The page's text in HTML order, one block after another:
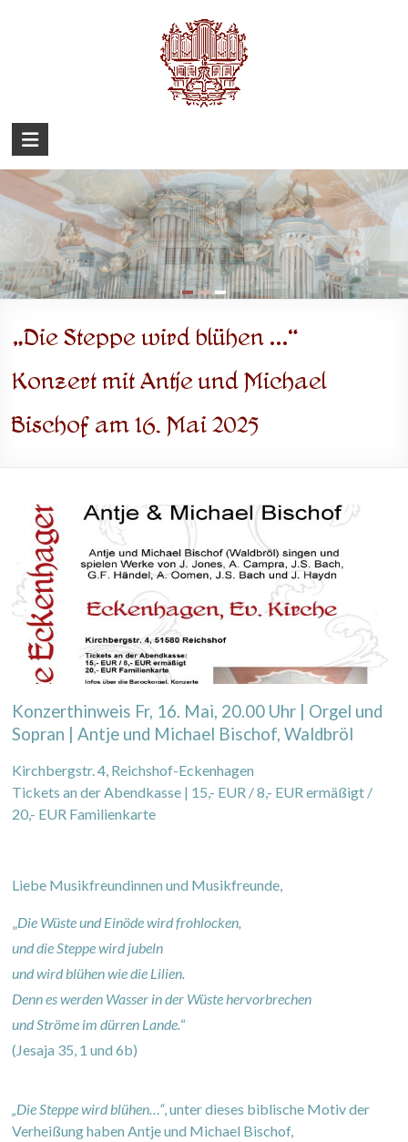
Eckenhagen
„Die Steppe wird blühen …“
Konzert mit Antje und Michael
Bischof am 16. Mai 2025
Konzerthinweis Fr, 16. Mai, 20.00 Uhr | Orgel und
Sopran | Antje und Michael Bischof, Waldbröl
Kirchbergstr. 4, Reichshof-Eckenhagen
Tickets an der Abendkasse | 15,- EUR / 8,- EUR ermäßigt /
20,- EUR Familienkarte
Liebe Musikfreundinnen und Musikfreunde,
Die Wüste und Einöde wird frohlocken,
und die Steppe wird jubeln
und wird blühen wie die Lilien.
Denn es werden Wasser in der Wüste hervorbrechen
und Ströme im dürren Lande. “
(Jesaja 35, 1 und 6b)
„Die Steppe wird blühen…“, unter dieses biblische Motiv der
Verheißung haben Antje und Michael Bischof,